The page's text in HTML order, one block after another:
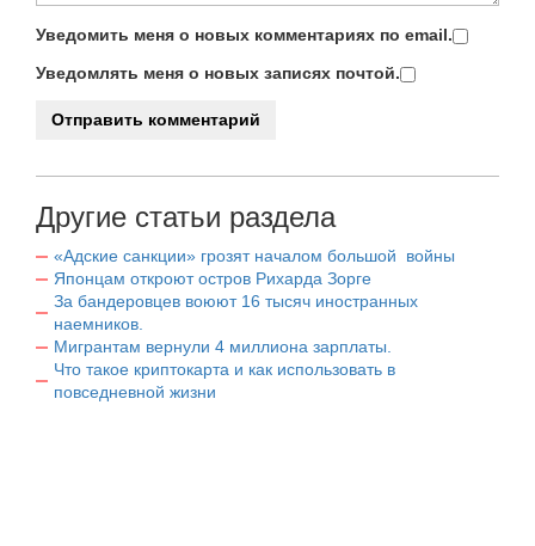
Уведомить меня о новых комментариях по email.
Уведомлять меня о новых записях почтой.
Другие статьи раздела
«Адские санкции» грозят началом большой войны
Японцам откроют остров Рихарда Зорге
За бандеровцев воюют 16 тысяч иностранных
наемников.
Мигрантам вернули 4 миллиона зарплаты.
Что такое криптокарта и как использовать в
повседневной жизни